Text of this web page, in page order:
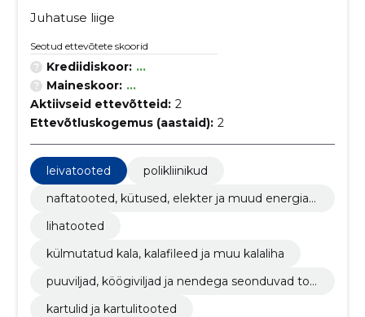
Juhatuse liige
Seotud ettevõtete skoorid
Krediidiskoor: ...
Maineskoor: ...
Aktiivseid ettevõtteid: 2
Ettevõtluskogemus (aastaid): 2
leivatooted
polikliinikud
naftatooted, kütused, elekter ja muud energiaal
lihatooted
külmutatud kala, kalafileed ja muu kalaliha
puuviljad, köögiviljad ja nendega seonduvad too
kartulid ja kartulitooted